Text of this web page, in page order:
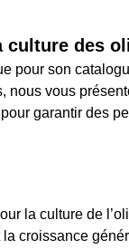
des
pour son
nous vous
garantir des
la culture de
croissance